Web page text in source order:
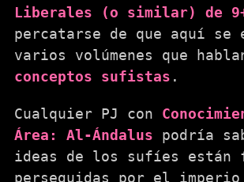
Liberales (o similar) de
percatarse de que aquí se
varios volúmenes que
conceptos sufistas .
Cualquier PJ con
Área: Al-Ándalus podría
ideas de los sufíes están
perseguidas por el imperio